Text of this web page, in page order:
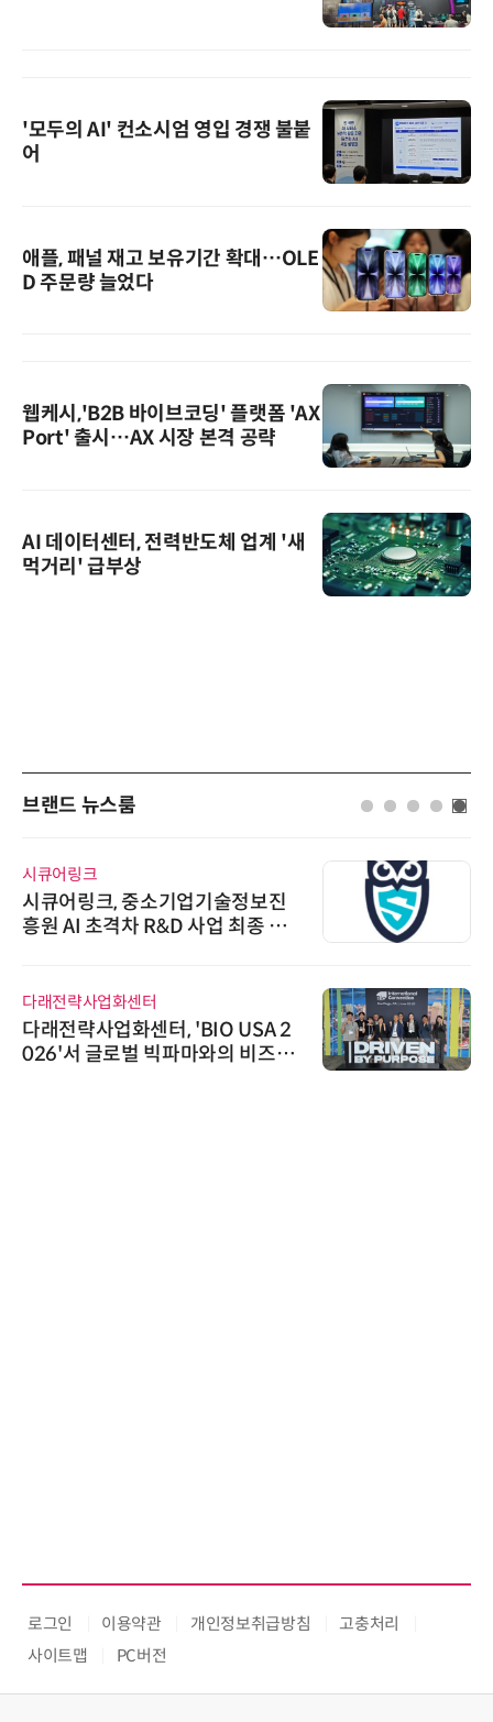
'모두의 AI' 컨소시엄 영입 경쟁 불붙
어
애플, 패널 재고 보유기간 확대…OLE
D 주문량 늘었다
웹케시,'B2B 바이브코딩' 플랫폼 'AX
Port' 출시…AX 시장 본격 공략
AI 데이터센터, 전력반도체 업계 '새
먹거리' 급부상
브랜드 뉴스룸
시큐어링크
시큐어링크, 중소기업기술정보진
흥원 AI 초격차 R&D 사업 최종 선
다래전략사업화센터
다래전략사업화센터, 'BIO USA 2
026'서 글로벌 빅파마와의 비즈니
로그인 이용약관 개인정보취급방침
고충처리
사이트맵
PC버전